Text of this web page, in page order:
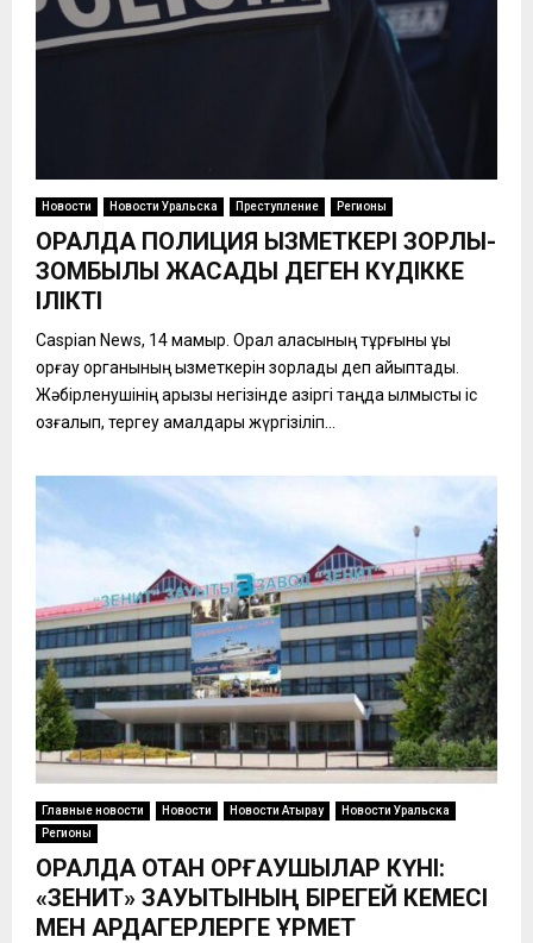
Новости Новости Уральска Преступление Регионы
ОРАЛДА ПОЛИЦИЯ ҚЫЗМЕТКЕРІ ЗОРЛЫҚ-
ЗОМБЫЛЫҚ ЖАСАДЫ ДЕГЕН КҮДІККЕ
ІЛІКТІ
Caspian News, 14 мамыр. Орал қаласының тұрғыны құқық
қорғау органының қызметкерін зорлады деп айыптады.
Жәбірленушінің арызы негізінде қазіргі таңда қылмыстық іс
қозғалып, тергеу амалдары жүргізіліп...
Главные новости Новости Новости Атырау
Новости Уральска
Регионы
ОРАЛДА ОТАН ҚОРҒАУШЫЛАР КҮНІ:
«ЗЕНИТ» ЗАУЫТЫНЫҢ БІРЕГЕЙ КЕМЕСІ
МЕН АРДАГЕРЛЕРГЕ ҚҰРМЕТ